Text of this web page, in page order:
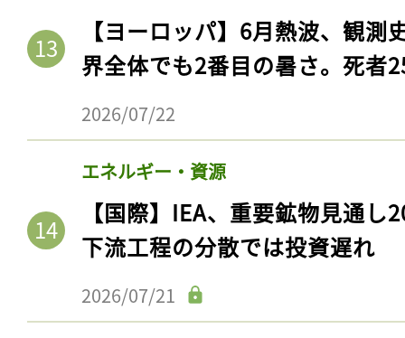
【ヨーロッパ】6月熱波、観
界全体でも2番目の暑さ。死者
2026/07/22
エネルギー・資源
【国際】IEA、重要鉱物見通
下流工程の分散では投資遅れ
2026/07/21